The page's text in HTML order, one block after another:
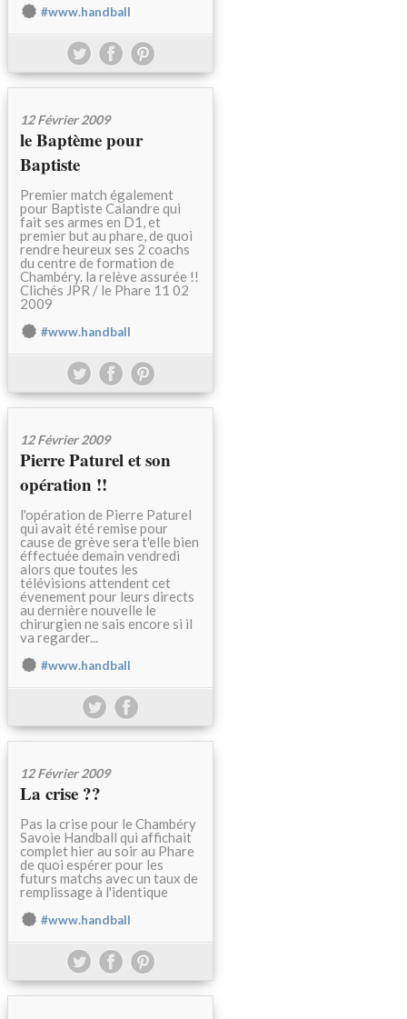
#www.handball
12 Février 2009
le Baptème pour
Baptiste
Premier match également
pour Baptiste Calandre qui
fait ses armes en D1, et
premier but au phare, de quoi
rendre heureux ses 2 coachs
du centre de formation de
Chambéry. la relève assurée !!
Clichés JPR / le Phare 11 02
2009
#www.handball
12 Février 2009
Pierre Paturel et son
opération !!
l'opération de Pierre Paturel
qui avait été remise pour
cause de grève sera t'elle bien
éffectuée demain vendredi
alors que toutes les
télévisions attendent cet
évenement pour leurs directs
au dernière nouvelle le
chirurgien ne sais encore si il
va regarder...
#www.handball
12 Février 2009
La crise ??
Pas la crise pour le Chambéry
Savoie Handball qui affichait
complet hier au soir au Phare
de quoi espérer pour les
futurs matchs avec un taux de
remplissage à l'identique
#www.handball